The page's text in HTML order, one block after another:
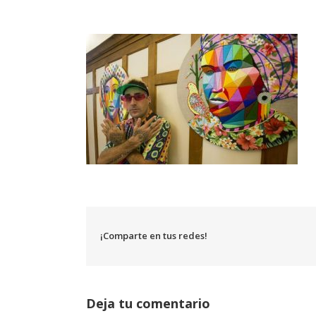
¡Comparte en tus redes!
Deja tu comentario